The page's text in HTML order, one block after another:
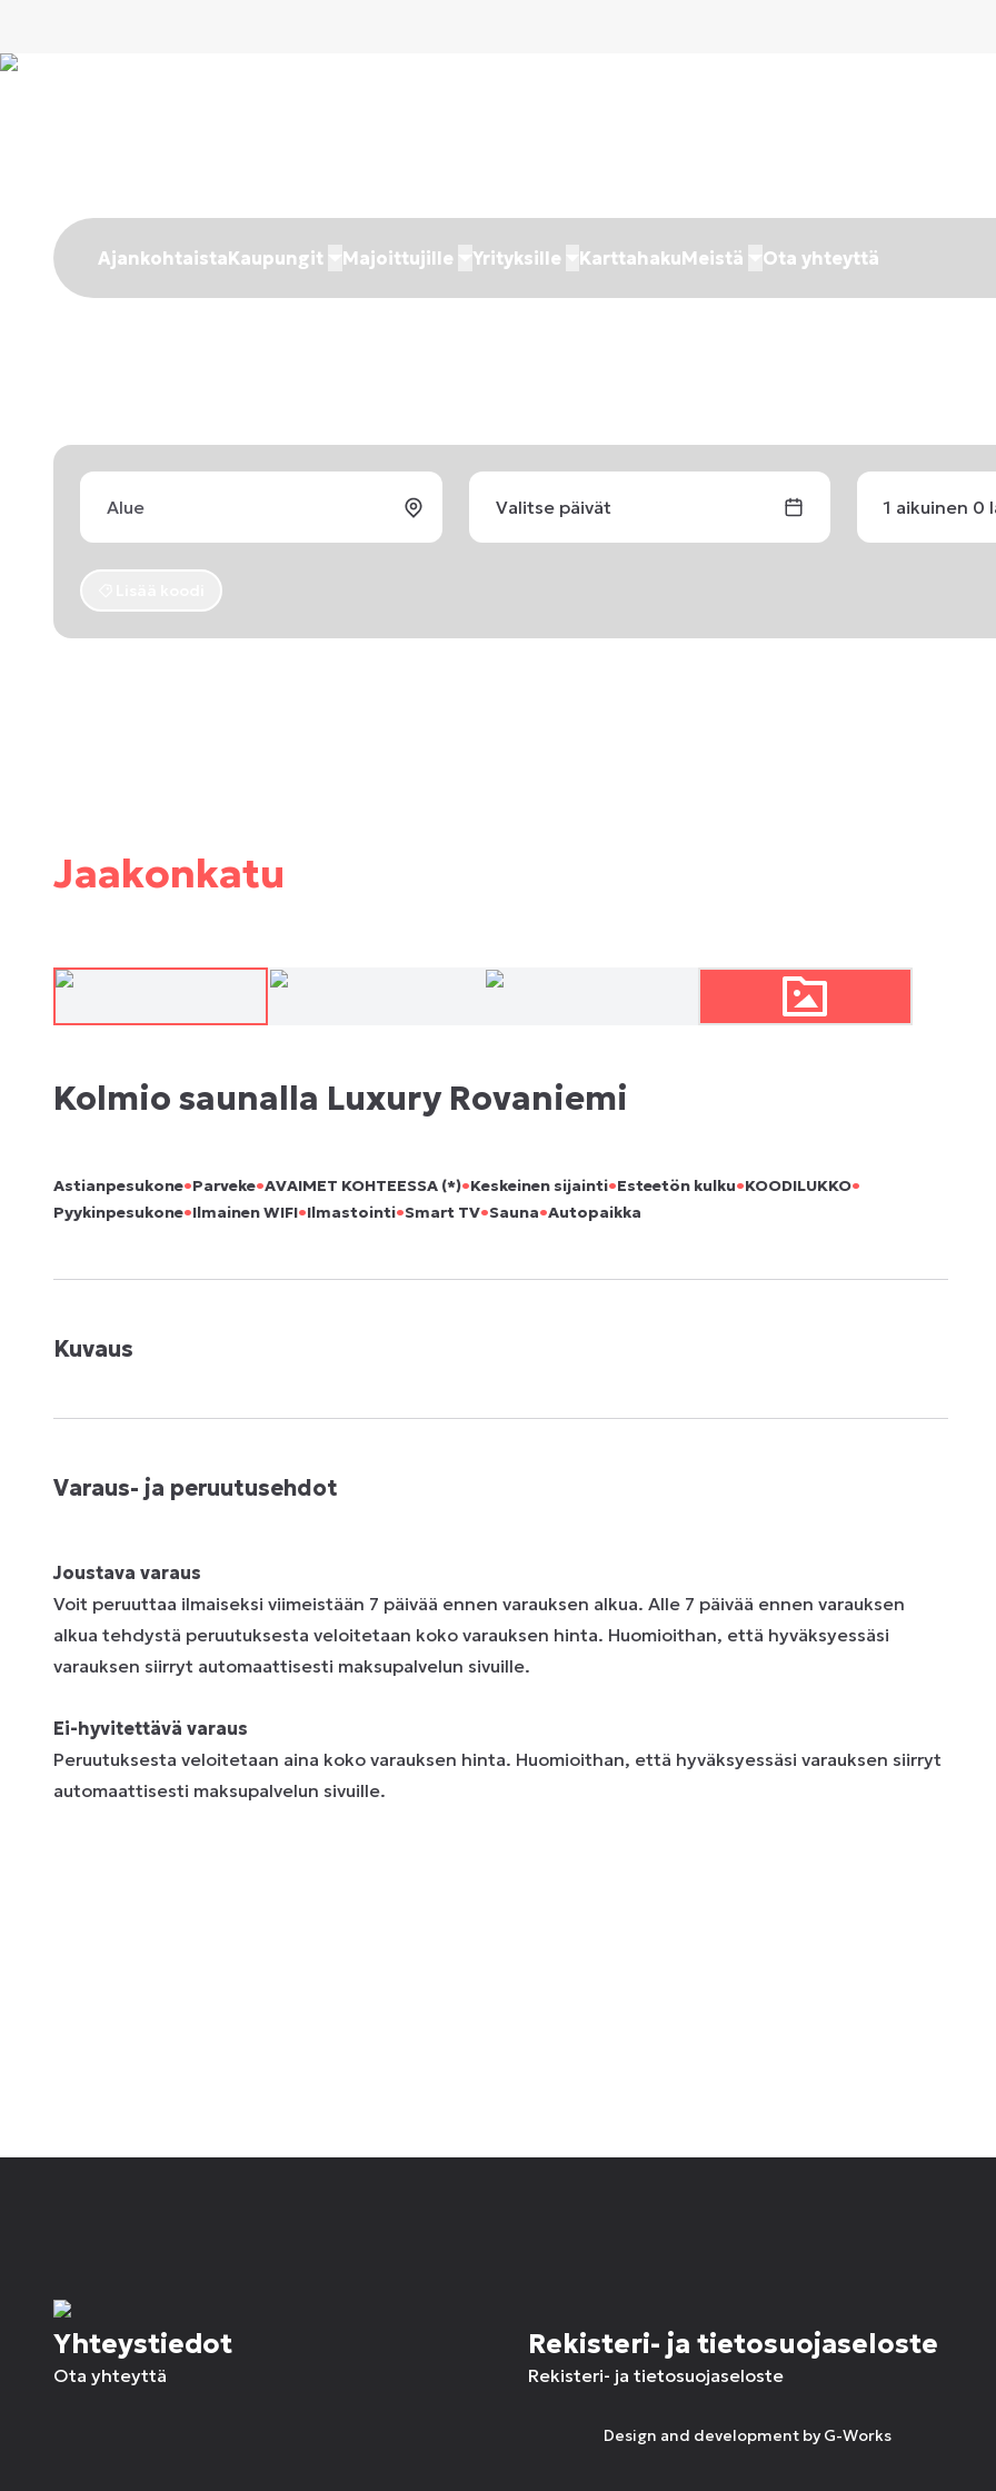
AjankohtaistaKaupungit Majoittujille Yrityksille KarttahakuMeistä Ota yhteyttä
Valitse päivät 1 aikuinen 0
Jaakonkatu
Kolmio saunalla Luxury Rovaniemi
Astianpesukone•Parveke•AVAIMET KOHTEESSA (*)•Keskeinen sijainti•Esteetön kulku•KOODILUKKO•
Pyykinpesukone•Ilmainen WIFI•Ilmastointi•Smart TV•Sauna•Autopaikka
Kuvaus
Varaus- ja peruutusehdot
Joustava varaus
Voit peruuttaa ilmaiseksi viimeistään 7 päivää ennen varauksen alkua. Alle 7 päivää ennen varauksen
alkua tehdystä peruutuksesta veloitetaan koko varauksen hinta. Huomioithan, että hyväksyessäsi
varauksen siirryt automaattisesti maksupalvelun sivuille.
Ei-hyvitettävä varaus
Peruutuksesta veloitetaan aina koko varauksen hinta. Huomioithan, että hyväksyessäsi varauksen siirryt
automaattisesti maksupalvelun sivuille.
Yhteystiedot
Ota yhteyttä
Rekisteri- ja tietosuojaseloste
Rekisteri- ja tietosuojaseloste
Design and development by G-Works